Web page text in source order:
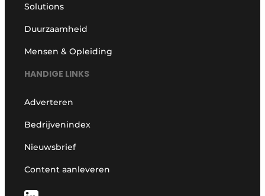
Solutions
Duurzaamheid
Mensen & Opleiding
HANDIGE LINKS
Adverteren
Bedrijvenindex
Nieuwsbrief
Content aanleveren